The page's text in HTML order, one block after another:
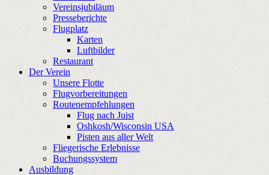
Vereinsjubiläum
Presseberichte
Flugplatz
Karten
Luftbilder
Restaurant
Der Verein
Unsere Flotte
Flugvorbereitungen
Routenempfehlungen
Flug nach Juist
Oshkosh/Wisconsin USA
Pisten aus aller Welt
Fliegerische Erlebnisse
Buchungssystem
Ausbildung